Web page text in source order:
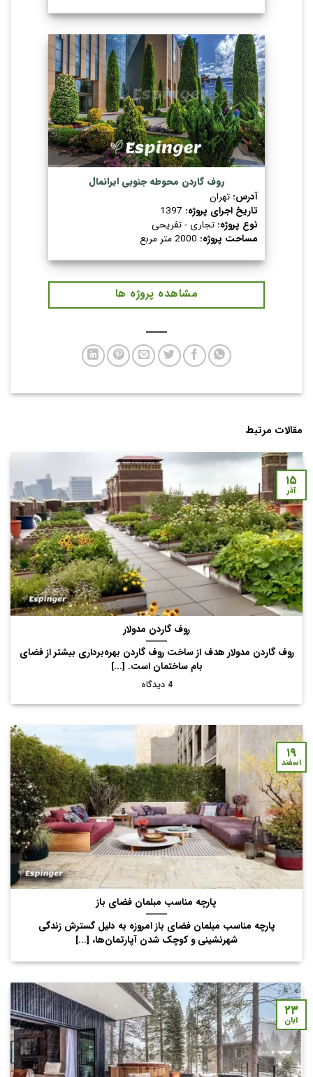
روف گاردن محوطه جنوبی ایرانمال
آدرس: تهران
تاریخ اجرای پروژه:
نوع پروژه: تجاری - تفریحی
مساحت پروژه:
مشاهده پروژه ها
مقالات مرتبط
روف گاردن مدولار
روف گاردن مدولار هدف از ساخت روف گاردن‌ بهره‌برداری بیشتر از فضای
بام ساختمان است. [...]
4 دیدگاه
۱۵
آذر
پارچه مناسب مبلمان فضای باز
پارچه مناسب مبلمان فضای باز امروزه به دلیل گسترش زندگی
شهرنشینی و کوچک‌ شدن آپارتمان‌ها، [...]
۱۹
اسفند
۲۳
آبان